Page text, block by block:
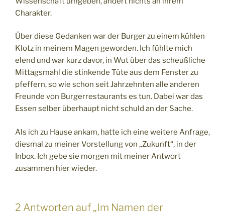
Charakter.
Über diese Gedanken war der Burger zu einem kühlen
Klotz in meinem Magen geworden. Ich fühlte mich
elend und war kurz davor, in Wut über das scheußliche
Mittagsmahl die stinkende Tüte aus dem Fenster zu
pfeffern, so wie schon seit Jahrzehnten alle anderen
Freunde von Burgerrestaurants es tun. Dabei war das
Essen selber überhaupt nicht schuld an der Sache.
Als ich zu Hause ankam, hatte ich eine weitere Anfrage,
diesmal zu meiner Vorstellung von „Zukunft“, in der
Inbox. Ich gebe sie morgen mit meiner Antwort
zusammen hier wieder.
2 Antworten auf „Im Namen der